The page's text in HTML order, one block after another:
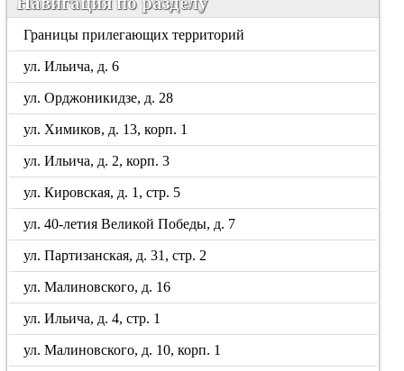
Границы прилегающих территорий
ул. Ильича, д. 6
ул. Орджоникидзе, д. 28
ул. Химиков, д. 13, корп. 1
ул. Ильича, д. 2, корп. 3
ул. Кировская, д. 1, стр. 5
ул. 40-летия Великой Победы, д. 7
ул. Партизанская, д. 31, стр. 2
ул. Малиновского, д. 16
ул. Ильича, д. 4, стр. 1
ул. Малиновского, д. 10, корп. 1